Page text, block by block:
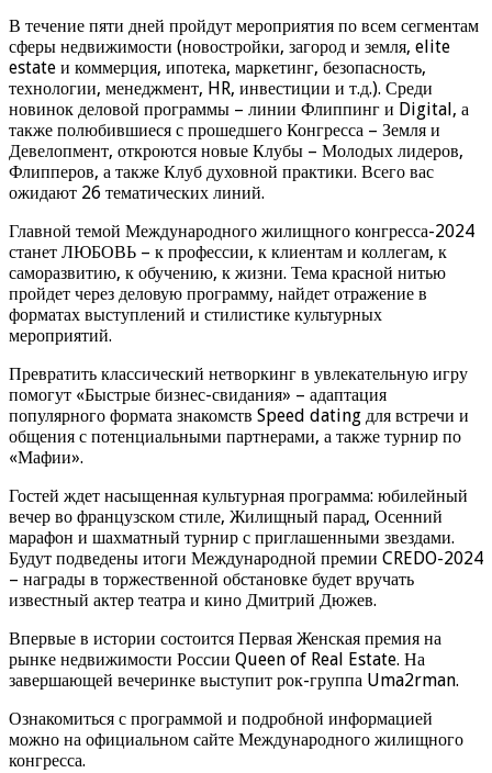
В течение пяти дней пройдут мероприятия по всем сегментам
сферы недвижимости (новостройки, загород и земля, elite
estate и коммерция, ипотека, маркетинг, безопасность,
технологии, менеджмент, HR, инвестиции и т.д.). Среди
новинок деловой программы – линии Флиппинг и Digital, а
также полюбившиеся с прошедшего Конгресса – Земля и
Девелопмент, откроются новые Клубы – Молодых лидеров,
Флипперов, а также Клуб духовной практики. Всего вас
ожидают 26 тематических линий.
Главной темой Международного жилищного конгресса-2024
станет ЛЮБОВЬ – к профессии, к клиентам и коллегам, к
саморазвитию, к обучению, к жизни. Тема красной нитью
пройдет через деловую программу, найдет отражение в
форматах выступлений и стилистике культурных
мероприятий.
Превратить классический нетворкинг в увлекательную игру
помогут «Быстрые бизнес-свидания» – адаптация
популярного формата знакомств Speed dating для встречи и
общения с потенциальными партнерами, а также турнир по
«Мафии».
Гостей ждет насыщенная культурная программа: юбилейный
вечер во французском стиле, Жилищный парад, Осенний
марафон и шахматный турнир с приглашенными звездами.
Будут подведены итоги Международной премии CREDO-2024
– награды в торжественной обстановке будет вручать
известный актер театра и кино Дмитрий Дюжев.
Впервые в истории состоится Первая Женская премия на
рынке недвижимости России Queen of Real Estate. На
завершающей вечеринке выступит рок-группа Uma2rman.
Ознакомиться с программой и подробной информацией
можно на официальном сайте Международного жилищного
конгресса.